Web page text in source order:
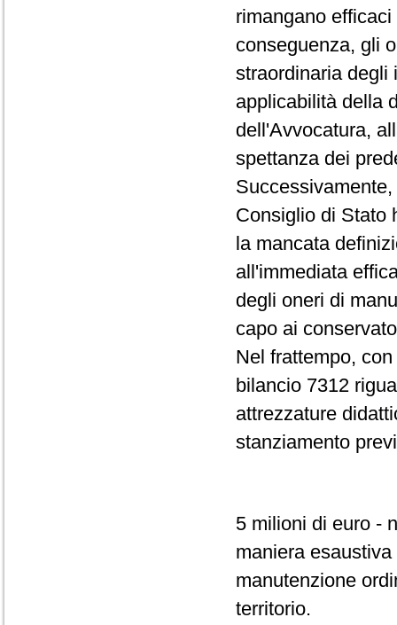
rimangano
conseguenza, gli
straordinaria degli
applicabilità della
dell'Avvocatura,
spettanza dei
Consiglio di Stato
la mancata
all'immediata
degli oneri di
capo ai
Nel frattempo,
bilancio 7312
attrezzature
stanziamento
5 milioni di euro -
maniera
manutenzione
territorio.